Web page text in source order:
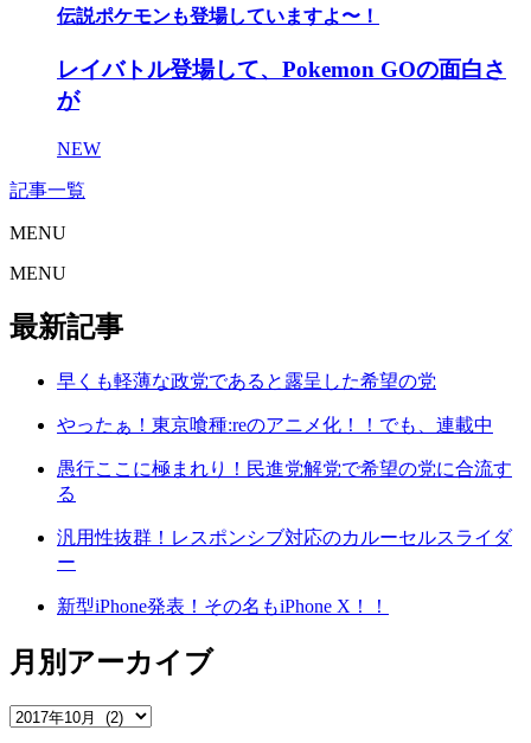
伝説ポケモンも登場していますよ〜！
レイバトル登場して、Pokemon GOの面白さ
が
NEW
記事一覧
MENU
MENU
最新記事
早くも軽薄な政党であると露呈した希望の党
やったぁ！東京喰種:reのアニメ化！！でも、連載中
愚行ここに極まれり！民進党解党で希望の党に合流す
る
汎用性抜群！レスポンシブ対応のカルーセルスライダ
ー
新型iPhone発表！その名もiPhone X！！
月別アーカイブ